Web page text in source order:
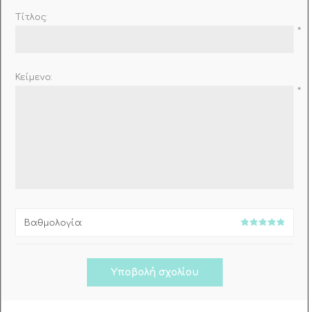
Τίτλος:
*
Κείμενο:
*
Βαθμολογία: